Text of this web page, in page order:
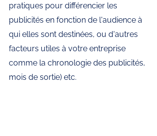
pratiques pour différencier les
publicités en fonction de l'audience à
qui elles sont destinées, ou d'autres
facteurs utiles à votre entreprise
comme la chronologie des publicités,
mois de sortie) etc.